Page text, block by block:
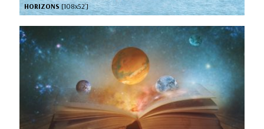
HORIZONS[108x52’]